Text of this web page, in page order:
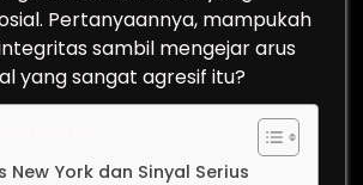
Pertanyaannya, mampukah
sambil mengejar arus
yang sangat agresif itu?
New York dan Sinyal Serius